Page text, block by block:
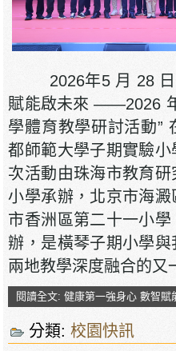
2026年5 月 28 日
賦能啟未來 ——2026
學體育教學研討活動”
都師範大學子期實驗
次活動由珠海市教育
小學承辦，北京市海
市香洲區第二十一小
辦，是橫琴子期小學
兩地教學深度融合的又
閱讀全文: 健康第一強身心 數智
分類:校園快訊